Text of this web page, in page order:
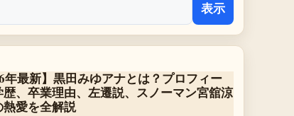
表示
年最新】黒田みゆアナとは？プロフィー
歴、卒業理由、左遷説、スノーマン宮舘涼
熱愛を全解説